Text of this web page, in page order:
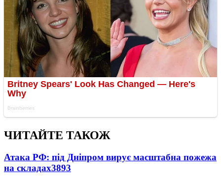
ЧИТАЙТЕ ТАКОЖ
Атака РФ: під Дніпром вирує масштабна пожежа
на складах3893